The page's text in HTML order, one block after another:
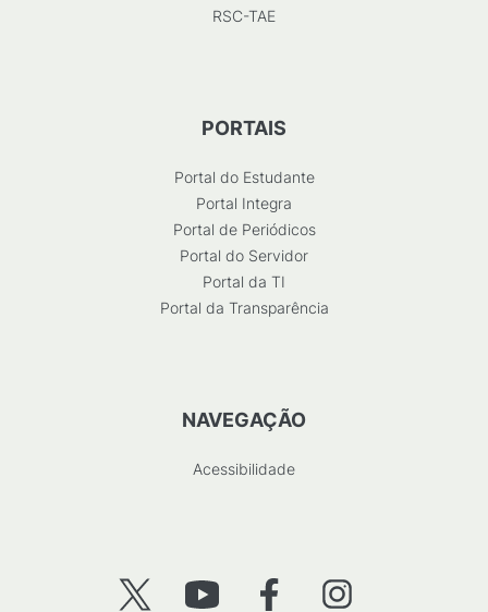
RSC-TAE
PORTAIS
Portal do Estudante
Portal Integra
Portal de Periódicos
Portal do Servidor
Portal da TI
Portal da Transparência
NAVEGAÇÃO
Acessibilidade